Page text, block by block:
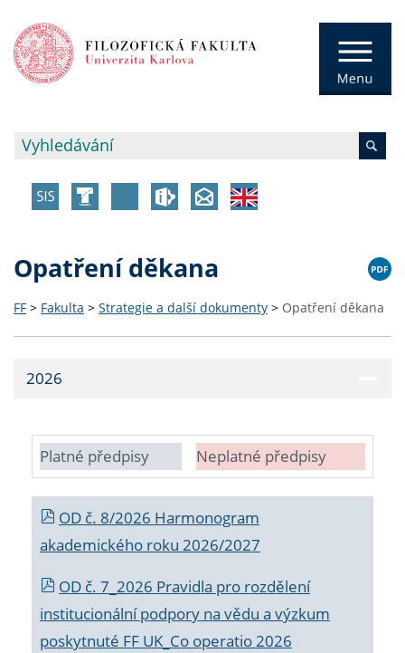
Opatření děkana
FF > Fakulta > Strategie a další dokumenty > Opatření děkana
2026
Platné předpisy Neplatné předpisy
OD č. 8/2026 Harmonogram
akademického roku 2026/2027
OD č. 7_2026 Pravidla pro rozdělení
institucionální podpory na vědu a výzkum
poskytnuté FF UK_Co operatio 2026